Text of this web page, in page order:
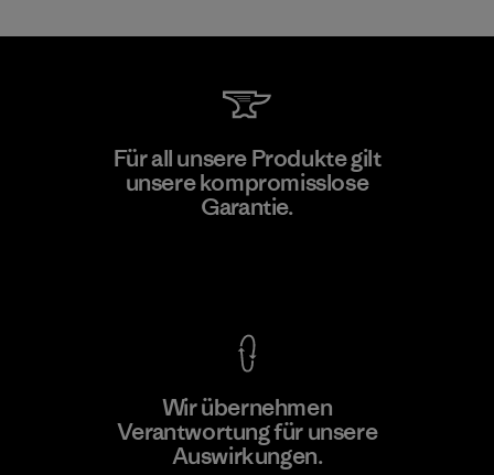
Kwang Viet Garment Co., Ltd
Für all unsere Produkte gilt
unsere kompromisslose
Garantie.
Wir übernehmen
Verantwortung für unsere
Auswirkungen.